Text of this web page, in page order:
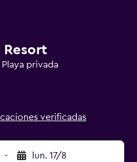
Resort
privada
verificadas
- lun. 17/8